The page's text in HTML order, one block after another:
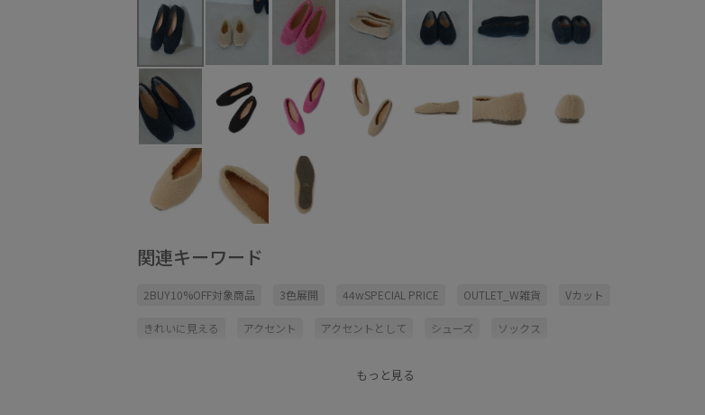
関連キーワード
2BUY10%OFF対象商品 3色展開 44wSPECIAL PRICE OUTLET_W雑貨 Vカット
きれいに見える アクセント アクセントとして シューズ ソックス
もっと見る